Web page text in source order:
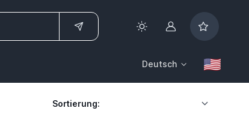
Konto
Deutsch
Sortierung: